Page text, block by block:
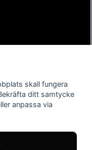
skall fungera
ditt samtycke
anpassa via